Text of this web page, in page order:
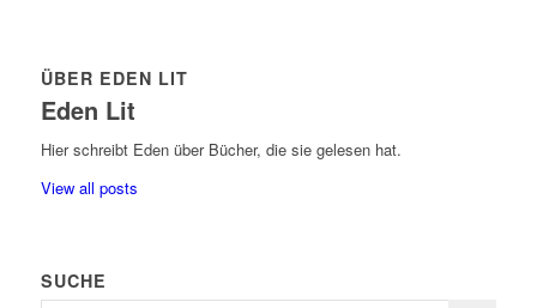
ÜBER EDEN LIT
Eden Lit
Hier schreibt Eden über Bücher, die sie gelesen hat.
View all posts
SUCHE